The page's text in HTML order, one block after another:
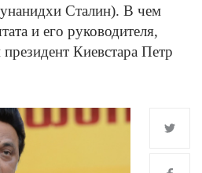
Сталин). В чем
и его руководителя,
Киевстара Петр